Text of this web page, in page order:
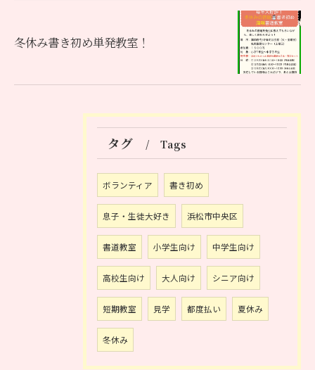
冬休み書き初め単発教室！
タグ Tags
ボランティア 書き初め
息子・生徒大好き 浜松市中央区
書道教室 小学生向け 中学生向け
高校生向け 大人向け シニア向け
短期教室 見学 都度払い 夏休み
冬休み
お問い合わせはこちら